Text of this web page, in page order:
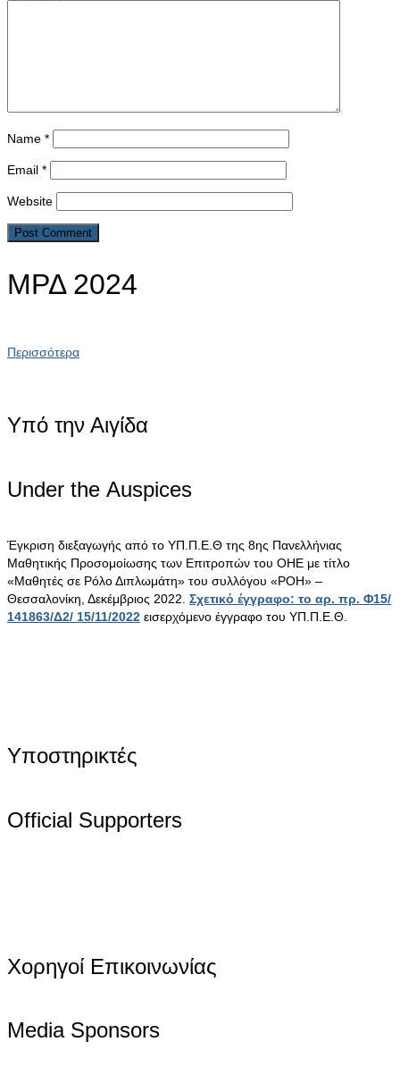
Name *
Email *
Website
ΜΡΔ 2024
Περισσότερα
Υπό την Αιγίδα
Under the Αuspices
Έγκριση διεξαγωγής από το ΥΠ.Π.Ε.Θ της 8ης Πανελλήνιας
Μαθητικής Προσομοίωσης των Επιτροπών του ΟΗΕ με τίτλο
«Μαθητές σε Ρόλο Διπλωμάτη» του συλλόγου «ΡΟΗ» –
Θεσσαλονίκη, Δεκέμβριος 2022. Σχετικό έγγραφο: το αρ. πρ. Φ15/
141863/Δ2/ 15/11/2022 εισερχόμενο έγγραφο του ΥΠ.Π.Ε.Θ.
Υποστηρικτές
Official Supporters
Χορηγοί Επικοινωνίας
Media Sponsors